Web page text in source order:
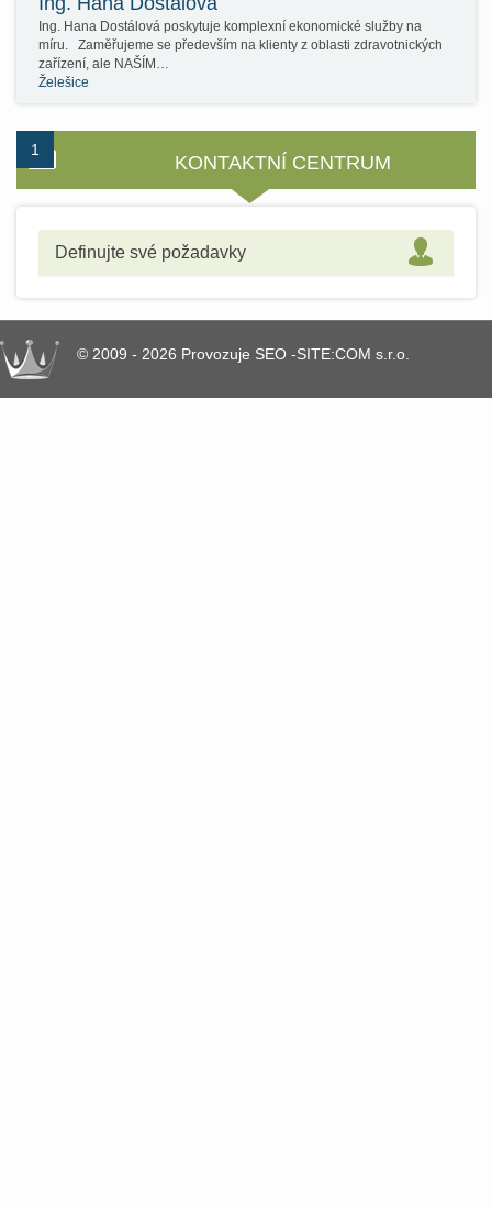
Ing. Hana Dostálová poskytuje komplexní ekonomické služby na
míru. Zaměřujeme se především na klienty z oblasti zdravotnických
zařízení, ale NAŠÍM…
Želešice
1
KONTAKTNÍ CENTRUM
Definujte své požadavky
© 2009 - 2026 Provozuje SEO -SITE:COM s.r.o.